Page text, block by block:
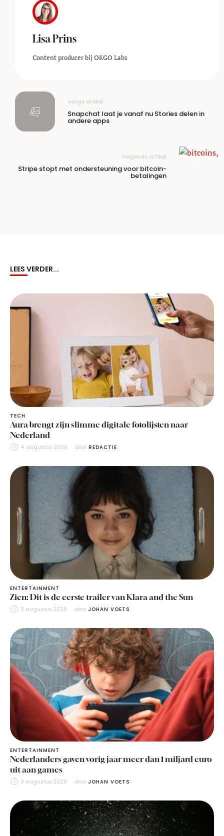
Lisa Prins
Content producer bij OKGO Labs
Vorige artikel
Snapchat laat je vanaf nu Stories delen in
andere apps
Volgende artikel
Stripe stopt met ondersteuning voor bitcoin-
betalingen
LEES VERDER...
TECH
Aura brengt zijn slimme digitale fotolijsten naar
Nederland
4 augustus 2026 door REDACTIE
ENTERTAINMENT
Zien: Dit is de eerste trailer van Klara and the Sun
3 augustus 2026 door JOHAN VOETS
ENTERTAINMENT
Nederlanders gaven vorig jaar meer dan 1 miljard euro
uit aan games
3 augustus 2026 door JOHAN VOETS